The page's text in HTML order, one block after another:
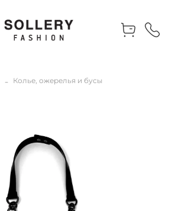
Колье, ожерелья и бусы